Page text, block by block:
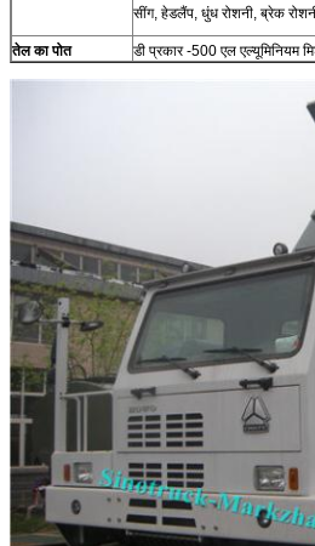
सींग, हेडलैंप, धुंध रोशनी, ब्रेक
तेल का पोत डी प्रकार -500 एल एल्यूमिनियम